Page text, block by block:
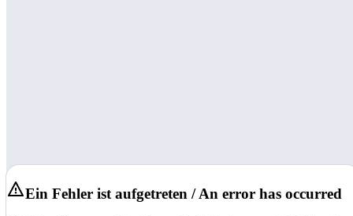
Ein Fehler ist aufgetreten / An error has occurred